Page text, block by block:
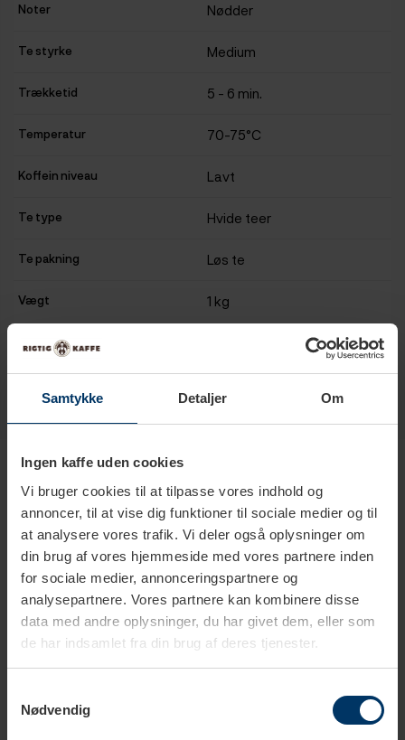
Samtykke Detaljer Om
Ingen kaffe uden cookies
Vi bruger cookies til at tilpasse vores indhold og
annoncer, til at vise dig funktioner til sociale medier og til
at analysere vores trafik. Vi deler også oplysninger om
din brug af vores hjemmeside med vores partnere inden
for sociale medier, annonceringspartnere og
analysepartnere. Vores partnere kan kombinere disse
data med andre oplysninger, du har givet dem, eller som
de har indsamlet fra din brug af deres tjenester.
Nødvendig
Noter Nødder
Te styrke Medium
Trækketid 5 - 6 min.
Temperatur 70-75°C
Koffein niveau Lavt
Te type Hvide teer
Te pakning Løs te
Vægt 1 kg